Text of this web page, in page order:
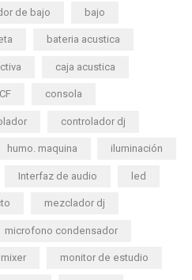
de bajo bajo
bateria acustica
caja acustica
consola
controlador dj
humo. maquina iluminación
Interfaz de audio led
mezclador dj
microfono condensador
mixer monitor de estudio